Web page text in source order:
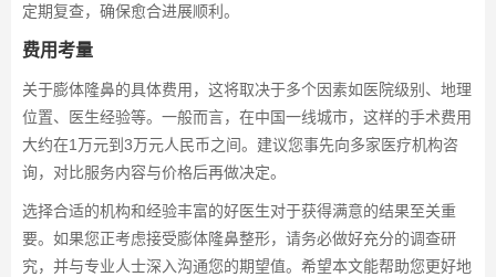
定期复查，确保愈合进展顺利。
费用考量
关于膨体隆鼻的具体费用，这将取决于多个因素如医院级别、地理
位置、医生经验等。一般而言，在中国一线城市，这样的手术费用
大约在1万元到3万元人民币之间。建议您事先向多家医疗机构咨
询，对比服务内容与价格后再做决定。
选择合适的机构和经验丰富的好医生对于获得满意的结果至关重
要。如果您正考虑接受膨体隆鼻整形，请务必做好充分的调查研
究，并与专业人士深入沟通您的期望值。希望本文能帮助您更好地